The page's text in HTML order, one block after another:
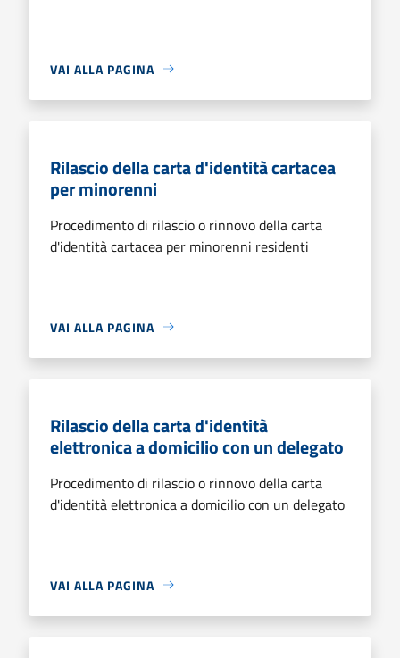
VAI ALLA PAGINA
Rilascio della carta d'identità cartacea
per minorenni
Procedimento di rilascio o rinnovo della carta
d'identità cartacea per minorenni residenti
VAI ALLA PAGINA
Rilascio della carta d'identità
elettronica a domicilio con un delegato
Procedimento di rilascio o rinnovo della carta
d'identità elettronica a domicilio con un delegato
VAI ALLA PAGINA